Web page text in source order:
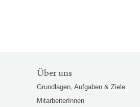
SITEMAP-
NAVIGATION
Über uns
Grundlagen, Aufgaben & Ziele
MitarbeiterInnen